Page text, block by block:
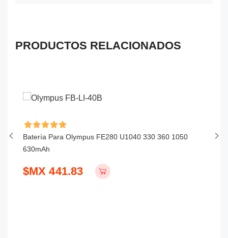
PRODUCTOS RELACIONADOS
Batería Para Olympus FE280 U1040 330 360 1050
630mAh
$MX 441.83